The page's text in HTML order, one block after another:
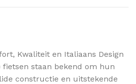
Kwaliteit en Italiaans Design
fietsen staan bekend om hun
constructie en uitstekende